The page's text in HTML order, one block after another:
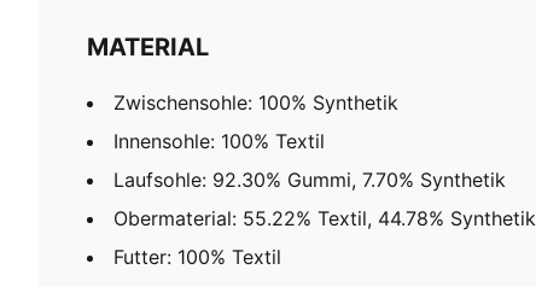
MATERIAL
Zwischensohle: 100% Synthetik
Innensohle: 100% Textil
Laufsohle: 92.30% Gummi, 7.70% Synthetik
Obermaterial: 55.22% Textil, 44.78% Synthetik
Futter: 100% Textil